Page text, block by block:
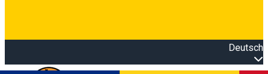
Deutsch